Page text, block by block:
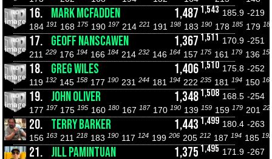
16. MARK MCFADDEN 1,487 1,543 185.9 -219
184 191 168 175 190 197 214 221 191 198 183 190 178 185 179
17. GEOFF NANSCAWEN 1,367 1,511 170.9 -251
211 229 176 194 166 184 214 232 146 164 157 175 161 179 136
18. GREG WILES 1,4061,510 175.8 -252
119 132 145 158 177 190 231 244 181 194 222 235 181 194 150
19. JOHN OLIVER 1,3481,508 168.5 -254
177 197 175 195 160 180 167 187 170 190 139 159 159 179 201
20. TERRY BARKER 1,443 1,499 180.4 -263
156 163 211 218 183 190 117 124 199 206 205 212 187 194 185 192
21. JILL PAMINTUAN 1,375 1,495 171.9 -267